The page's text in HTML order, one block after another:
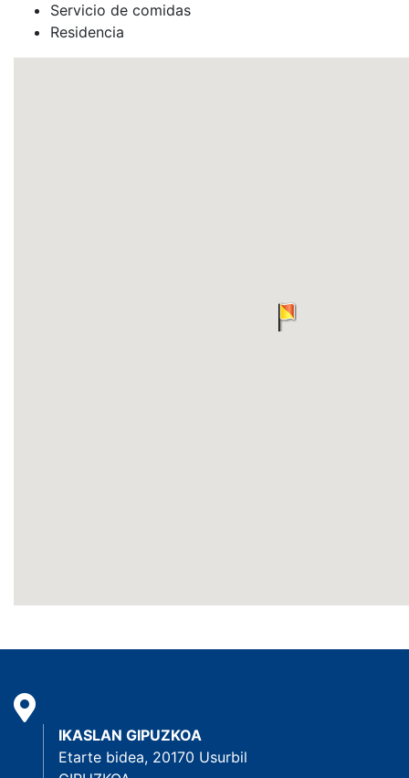
Servicio de comidas
Residencia
IKASLAN GIPUZKOA
Etarte bidea, 20170 Usurbil